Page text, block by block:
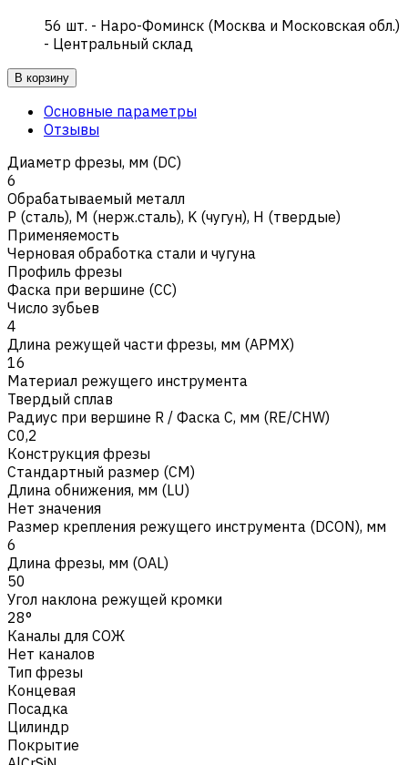
56 шт. - Наро-Фоминск (Москва и Московская обл.)
- Центральный склад
В корзину
Основные параметры
Отзывы
Диаметр фрезы, мм (DC)
6
Обрабатываемый металл
Р (сталь), M (нерж.сталь), K (чугун), H (твердые)
Применяемость
Черновая обработка стали и чугуна
Профиль фрезы
Фаска при вершине (CC)
Число зубьев
4
Длина режущей части фрезы, мм (APMX)
16
Материал режущего инструмента
Твердый сплав
Радиус при вершине R / Фаска C, мм (RE/CHW)
C0,2
Конструкция фрезы
Стандартный размер (CM)
Длина обнижения, мм (LU)
Нет значения
Размер крепления режущего инструмента (DCON), мм
6
Длина фрезы, мм (OAL)
50
Угол наклона режущей кромки
28°
Каналы для СОЖ
Нет каналов
Тип фрезы
Концевая
Посадка
Цилиндр
Покрытие